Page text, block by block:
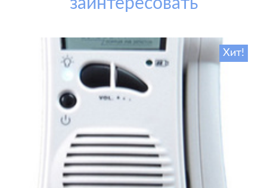
заинтересовать
Хит!